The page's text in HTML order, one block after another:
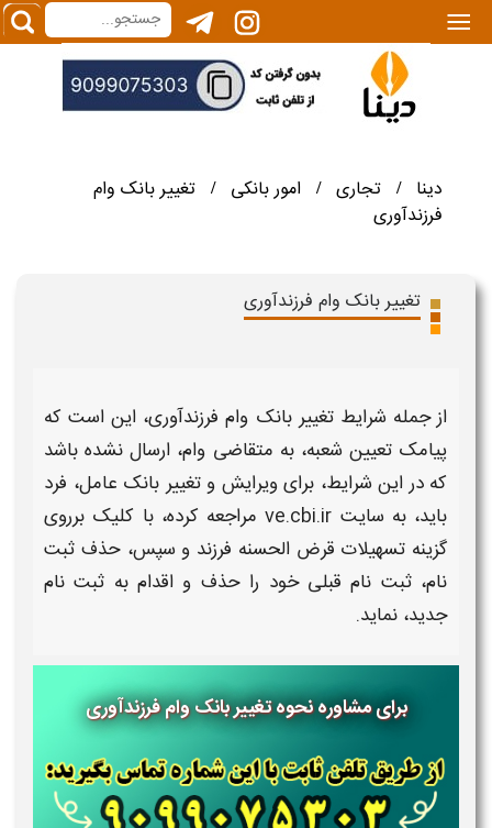
|||
دینا / تجاری / امور بانکی /
تغییر بانک وام
فرزندآوری
تغییر بانک وام فرزندآوری
از جمله شرایطتغییر بانک وام فرزندآوری، این است که
پیامک تعیین شعبه،به متقاضی وام، ارسال نشده باشد
که در این شرایط، برایویرایش و تغییر بانک عامل، فرد
باید، به سایت ve.cbi.ir مراجعه کرده، با کلیک برروی
گزینه تسهیلات قرض الحسنه فرزند و سپس،حذف ثبت
نام، ثبت نام قبلی خود را حذف و اقدام به ثبت نام
جدید، نماید.
برای مشاوره نحوه تغییر بانک وام فرزندآوری